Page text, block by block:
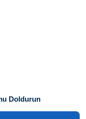
Doldurun